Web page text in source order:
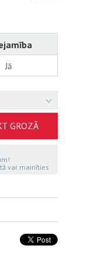
Jā
GROZĀ
var mainīties